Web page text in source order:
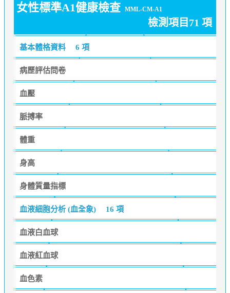
女性標準A1健康檢查 MML-CM-A1
檢測項目71 項
基本體格資料 6 項
病歷評估問卷
血壓
脈搏率
體重
身高
身體質量指標
血液細胞分析 (血全象) 16 項
血液白血球
血液紅血球
血色素